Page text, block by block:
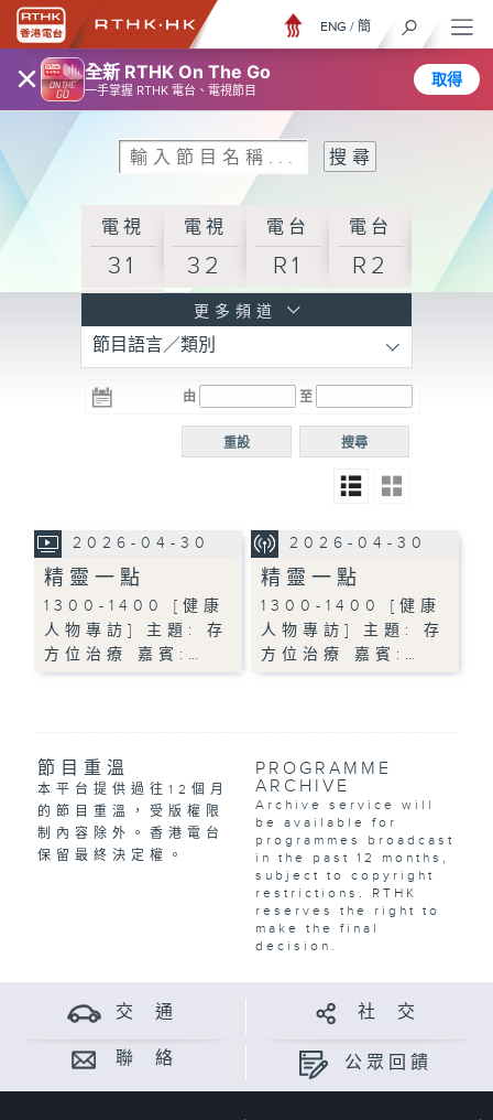
× 全新 RTHK On The Go
一手掌握 RTHK 電台、電視節目
取得
ENG / 簡
電視
31
電視
32
電台
R1
電台
R2
R3
電台 電台
R5
電台
普通
更多頻道
節目語言／類別
由 至
搜尋
重設
2026-04-30
精靈一點
1300-1400 [健康
人物專訪] 主題: 存
方位治療 嘉賓:…
2026-04-30
精靈一點
1300-1400 [健康
人物專訪] 主題: 存
方位治療 嘉賓:…
節目重溫
本平台提供過往12個月
的節目重溫，受版權限
制內容除外。香港電台
保留最終決定權。
PROGRAMME
ARCHIVE
Archive service will
be available for
programmes broadcast
in the past 12 months,
subject to copyright
restrictions. RTHK
reserves the right to
make the final
decision.
交 通 社 交
聯 絡 公眾回饋